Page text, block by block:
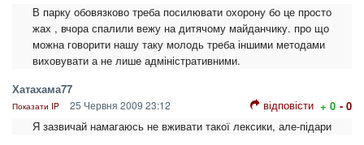
В парку обовязково треба посилювати охорону бо це просто
жах , вчора спалили вежу на дитячому майданчику. про що
можна говорити нашу таку молодь треба іншими методами
виховувати а не лише адміністративними.
Хатахама77
Показати IP 25 Червня 2009 23:12 відповісти + 0 - 0
Я зазвичай намагаюсь не вживати такої лексики, але-підари